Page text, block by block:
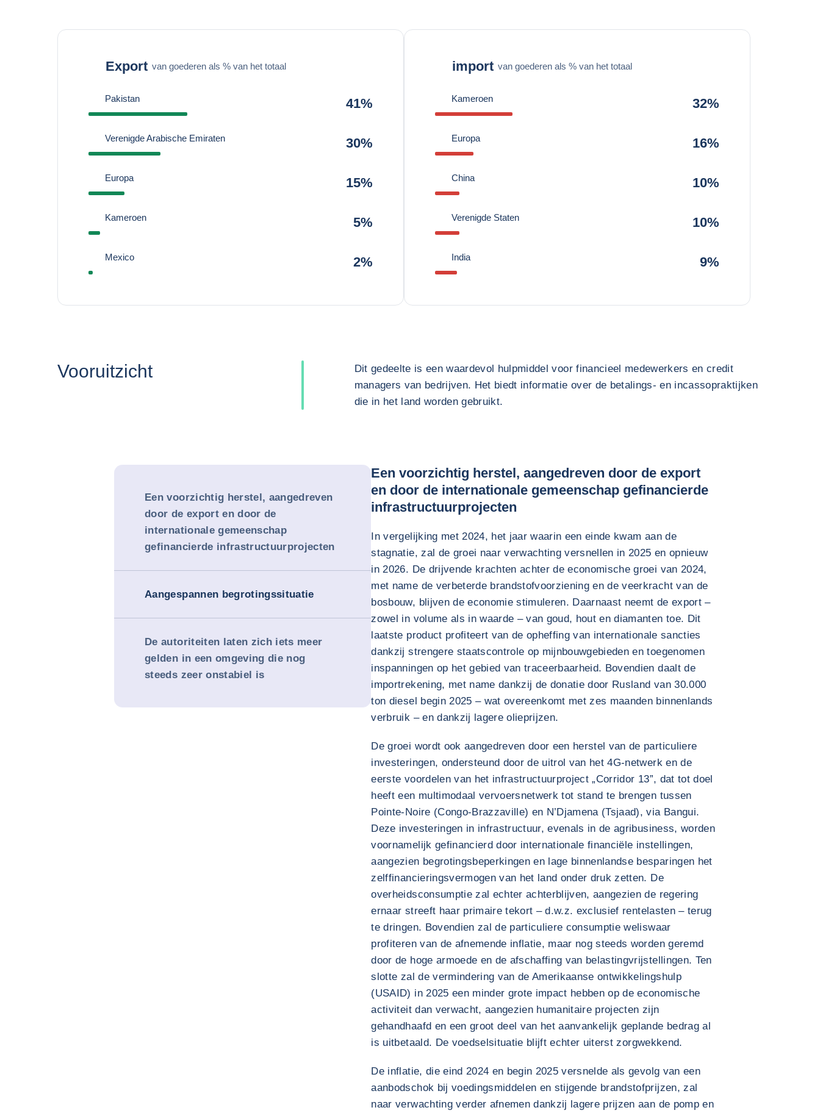
Export van goederen als % van het totaal
Pakistan 41%
Verenigde Arabische Emiraten 30%
Europa 15%
Kameroen 5%
Mexico 2%
import van goederen als % van het totaal
Kameroen 32%
Europa 16%
China 10%
Verenigde Staten 10%
India 9%
Vooruitzicht
Dit gedeelte is een waardevol hulpmiddel voor financieel medewerkers en credit
managers van bedrijven. Het biedt informatie over de betalings- en incassopraktijken
die in het land worden gebruikt.
Een voorzichtig herstel, aangedreven
door de export en door de
internationale gemeenschap
gefinancierde infrastructuurprojecten
Aangespannen begrotingssituatie
De autoriteiten laten zich iets meer
gelden in een omgeving die nog
steeds zeer onstabiel is
Een voorzichtig herstel, aangedreven door de export
en door de internationale gemeenschap gefinancierde
infrastructuurprojecten
In vergelijking met 2024, het jaar waarin een einde kwam aan de
stagnatie, zal de groei naar verwachting versnellen in 2025 en opnieuw
in 2026. De drijvende krachten achter de economische groei van 2024,
met name de verbeterde brandstofvoorziening en de veerkracht van de
bosbouw, blijven de economie stimuleren. Daarnaast neemt de export –
zowel in volume als in waarde – van goud, hout en diamanten toe. Dit
laatste product profiteert van de opheffing van internationale sancties
dankzij strengere staatscontrole op mijnbouwgebieden en toegenomen
inspanningen op het gebied van traceerbaarheid. Bovendien daalt de
importrekening, met name dankzij de donatie door Rusland van 30.000
ton diesel begin 2025 – wat overeenkomt met zes maanden binnenlands
verbruik – en dankzij lagere olieprijzen.
De groei wordt ook aangedreven door een herstel van de particuliere
investeringen, ondersteund door de uitrol van het 4G-netwerk en de
eerste voordelen van het infrastructuurproject „Corridor 13”, dat tot doel
heeft een multimodaal vervoersnetwerk tot stand te brengen tussen
Pointe-Noire (Congo-Brazzaville) en N’Djamena (Tsjaad), via Bangui.
Deze investeringen in infrastructuur, evenals in de agribusiness, worden
voornamelijk gefinancierd door internationale financiële instellingen,
aangezien begrotingsbeperkingen en lage binnenlandse besparingen het
zelffinancieringsvermogen van het land onder druk zetten. De
overheidsconsumptie zal echter achterblijven, aangezien de regering
ernaar streeft haar primaire tekort – d.w.z. exclusief rentelasten – terug
te dringen. Bovendien zal de particuliere consumptie weliswaar
profiteren van de afnemende inflatie, maar nog steeds worden geremd
door de hoge armoede en de afschaffing van belastingvrijstellingen. Ten
slotte zal de vermindering van de Amerikaanse ontwikkelingshulp
(USAID) in 2025 een minder grote impact hebben op de economische
activiteit dan verwacht, aangezien humanitaire projecten zijn
gehandhaafd en een groot deel van het aanvankelijk geplande bedrag al
is uitbetaald. De voedselsituatie blijft echter uiterst zorgwekkend.
De inflatie, die eind 2024 en begin 2025 versnelde als gevolg van een
aanbodschok bij voedingsmiddelen en stijgende brandstofprijzen, zal
naar verwachting verder afnemen dankzij lagere prijzen aan de pomp en